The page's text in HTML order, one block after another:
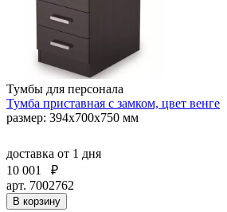
Тумбы для персонала
Тумба приставная с замком, цвет венге
размер: 394х700х750 мм
доставка от 1 дня
10 001
₽
арт. 7002762
В корзину